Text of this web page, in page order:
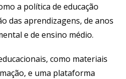
a política de educação
das aprendizagens, de anos
e de ensino médio.
como materiais
e uma plataforma